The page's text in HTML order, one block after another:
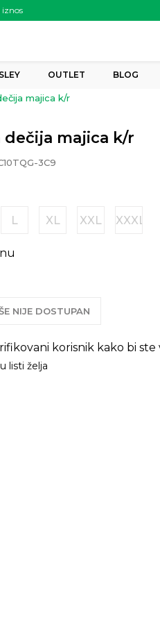
iznos
OUTLET BLOG
majica k/r
majica k/r
3C9
L XL XXL XXXL
NIJE DOSTUPAN
korisnik kako bi
listi želja